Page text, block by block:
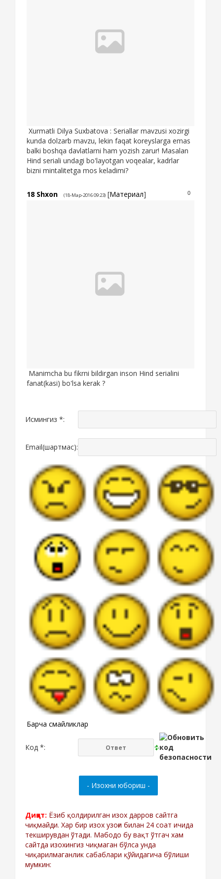
Xurmatli Dilya Suxbatova : Seriallar mavzusi xozirgi
kunda dolzarb mavzu, lekin faqat koreyslarga emas
balki boshqa davlatlarni ham yozish zarur! Masalan
Hind seriali undagi bo'layotgan voqealar, kadrlar
bizni mintalitetga mos keladimi?
0
18 Shxon (18-Мар-2016 09:23) [Материал]
Manimcha bu fikrni bildirgan inson Hind serialini
fanat(kasi) bo'lsa kerak ?
Исмингиз *:
Email(шартмас):
Барча смайликлар
Код *:
Диққат: Ёзиб қолдирилган изох дарров сайтга
чиқмайди. Хар бир изох узоғи билан 24 соат ичида
текширувдан ўтади. Мабодо бу вақт ўтгач хам
сайтда изохингиз чиқмаган бўлса унда
чиқарилмаганлик сабаблари қўйидагича бўлиши
мумкин: